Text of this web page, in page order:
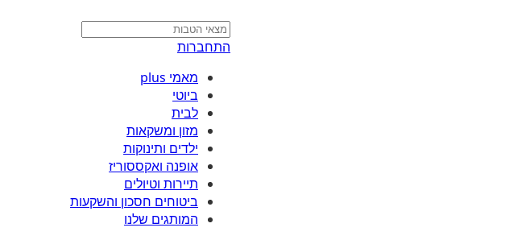
התחברות
מאמי plus
ביוטי
לבית
מזון ומשקאות
ילדים ותינוקות
אופנה ואקססוריז
תיירות וטיולים
ביטוחים חסכון והשקעות
המותגים שלנו